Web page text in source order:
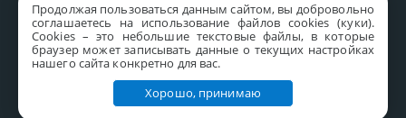
Продолжая пользоваться данным сайтом, вы добровольно
соглашаетесь на использование файлов cookies (куки).
Сookies – это небольшие текстовые файлы, в которые
браузер может записывать данные о текущих настройках
нашего сайта конкретно для вас.
Хорошо, принимаю
старая версия сайтаMICS
Все права защищены © 1997-2026 MICS Distribution Company
Правовая информация